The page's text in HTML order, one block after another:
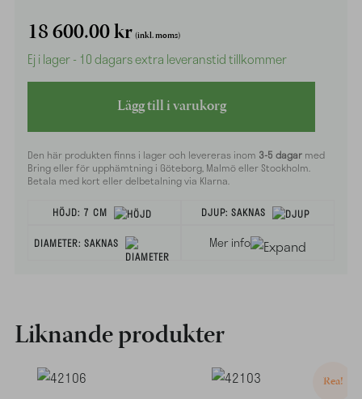
18 600.00kr (inkl. moms)
Ej i lager - 10 dagars extra leveranstid tillkommer
mängd
Lägg till i varukorg
Den här produkten finns i lager och levereras inom 3-5 dagar med
Bring eller för upphämtning i Göteborg, Malmö eller Stockholm.
Betala med kort eller delbetalning via Klarna.
HÖJD: 7 CM DJUP: SAKNAS
DIAMETER:SAKNAS Mer info
Liknande produkter
Rea!